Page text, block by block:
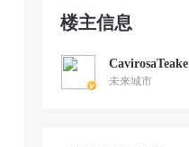
楼主信息
CavirosaTeake
未来城市